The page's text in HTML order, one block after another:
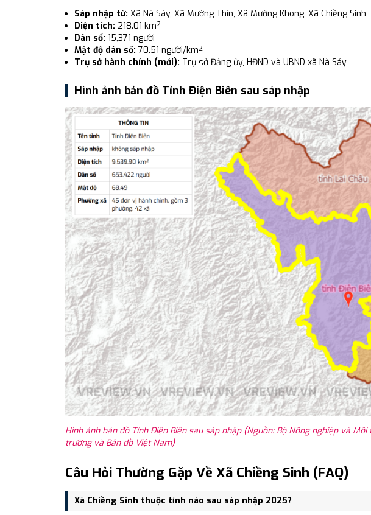
Sáp nhập từ: Xã Nà Sáy, Xã Mường Thín, Xã Mường Khong, Xã Chiềng Sinh
Diện tích: 218.01 km²
Dân số: 15,371 người
Mật độ dân số: 70.51 người/km²
Trụ sở hành chính (mới): Trụ sở Đảng ủy, HĐND và UBND xã Nà Sáy
Hình ảnh bản đồ Tỉnh Điện Biên sau sáp nhập
Hình ảnh bản đồ Tỉnh Điện Biên sau sáp nhập (Nguồn: Bộ Nông nghiệp và
trường và Bản đồ Việt Nam)
Câu Hỏi Thường Gặp Về Xã Chiềng Sinh (FAQ)
Xã Chiềng Sinh thuộc tỉnh nào sau sáp nhập 2025?